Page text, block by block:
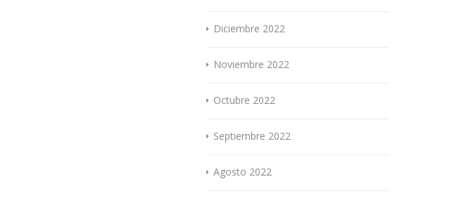
Diciembre 2022
Noviembre 2022
Octubre 2022
Septiembre 2022
Agosto 2022